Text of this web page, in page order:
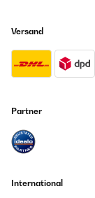
Versand
Partner
International